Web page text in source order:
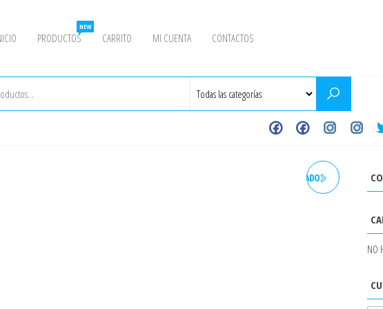
PRODUCTOS
NEW
CARRITO MI CUENTA CONTACTOS
NEPLO HEXAGONAL ROSCADO
NO